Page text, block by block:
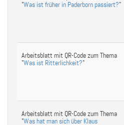
"Was ist früher in Paderborn passiert?"
Arbeitsblatt mit QR-Code zum Thema
"Was ist Ritterlichkeit?"
Arbeitsblatt mit QR-Code zum Thema
"Was hat man sich über Klaus